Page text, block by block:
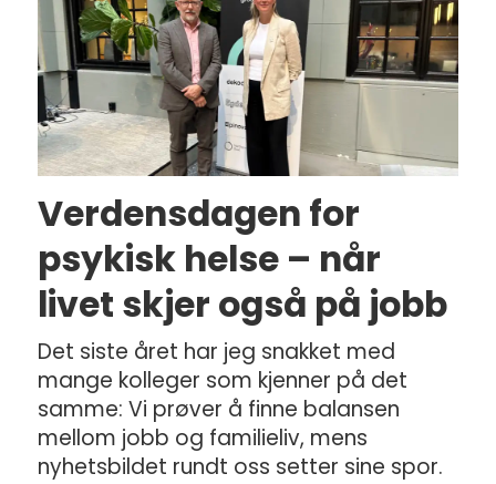
Verdensdagen for
psykisk helse – når
livet skjer også på jobb
Det siste året har jeg snakket med
mange kolleger som kjenner på det
samme: Vi prøver å finne balansen
mellom jobb og familieliv, mens
nyhetsbildet rundt oss setter sine spor.